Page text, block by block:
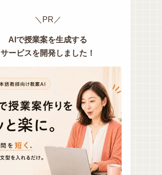
＼PR／
AIで授業案を生成する
サービスを開発しました！